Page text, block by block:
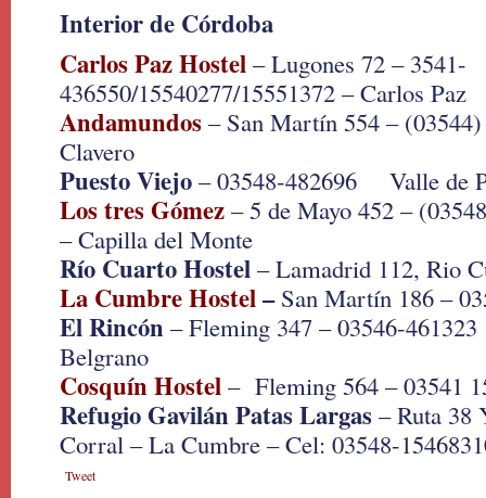
Interior de Córdoba
Carlos Paz Hostel – Lugones 72 – 3541-
436550/15540277/15551372 – Carlos Paz
Andamundos – San Martín 554 –
Clavero
Puesto Viejo – 03548-482696 Valle de
Los tres Gómez – 5 de Mayo 452 –
– Capilla del Monte
Río Cuarto Hostel – Lamadrid 112, Rio
La Cumbre Hostel– San Martín 186 –
El Rincón – Fleming 347 – 03546-
Belgrano
Cosquín Hostel – Fleming 564 – 03541
Refugio Gavilán Patas Largas – Ruta 38
Corral – La Cumbre – Cel: 03548-
Tweet